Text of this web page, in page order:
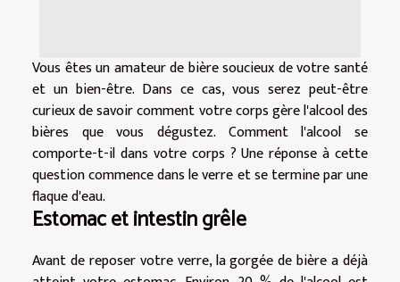
Vous êtes un amateur de bière soucieux de votre santé
et un bien-être. Dans ce cas, vous serez peut-être
curieux de savoir comment votre corps gère l'alcool des
bières que vous dégustez. Comment l'alcool se
comporte-t-il dans votre corps ? Une réponse à cette
question commence dans le verre et se termine par une
flaque d'eau.
Estomac et intestin grêle
Avant de reposer votre verre, la gorgée de bière a déjà